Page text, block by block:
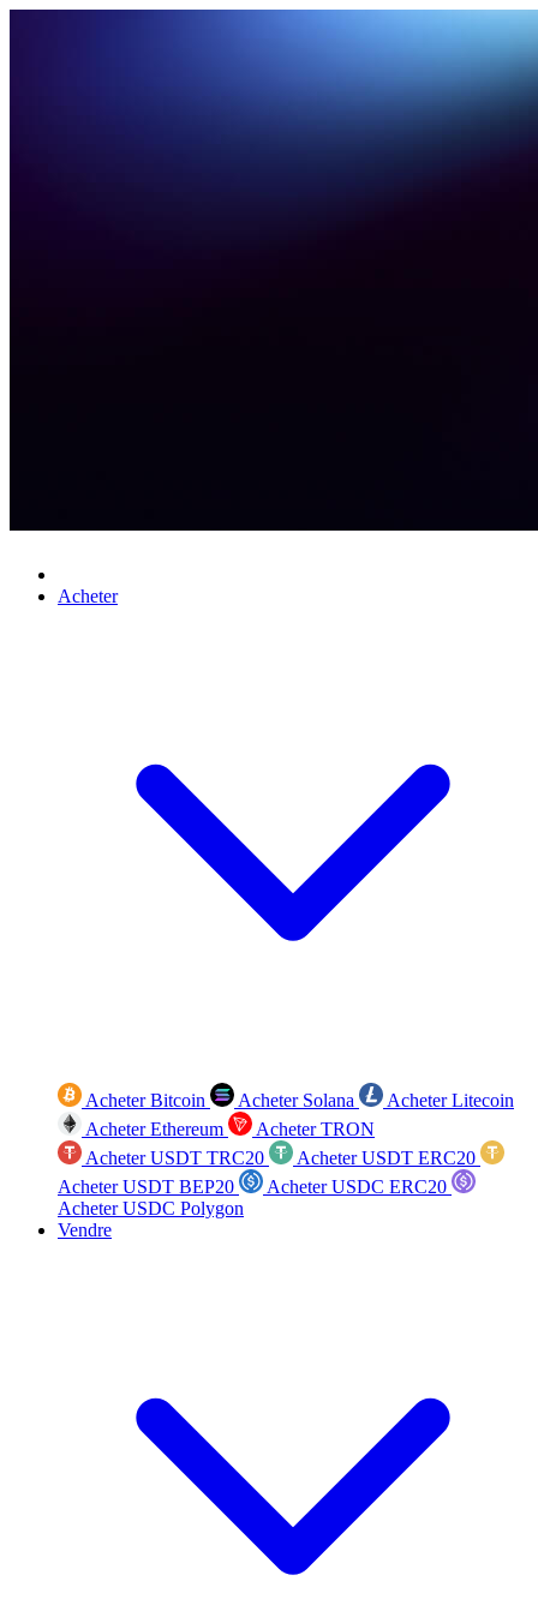
Acheter
Acheter Bitcoin Acheter Solana
Acheter Litecoin
Acheter Ethereum
Acheter TRON
Acheter USDT TRC20
Acheter USDT ERC20
Acheter USDT BEP20
Acheter USDC ERC20
Acheter USDC Polygon
Vendre